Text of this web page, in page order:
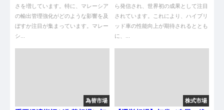
さを増しています。特に、マレーシア
の輸出管理強化がどのような影響を及
ぼすか注目が集まっています。マレー
シ...
ら発信され、世界初の成果として注目
されています。これにより、ハイブリ
ッド車の性能向上が期待されるととも
に、...
為替市場 株式市場